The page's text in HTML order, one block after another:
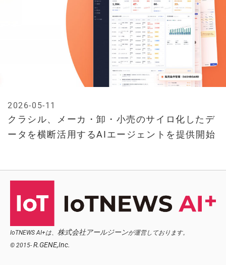
クラシル、メーカ・卸・小売のサイロ化したデ
ータを横断活用するAIエージェントを提供開始
2026-05-11
IoTNEWS AI+は、 株式会社アールジーンが運営しております。
© 2015- R.GENE,Inc.